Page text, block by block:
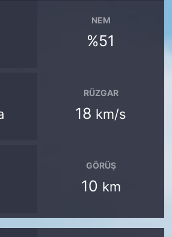
NEM
%51
RÜZGAR
18 km/s
GÖRÜŞ
10 km